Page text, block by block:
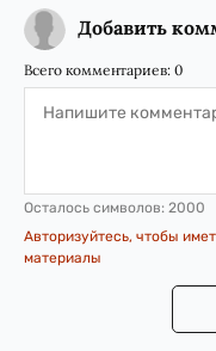
Добавить
Всего комментариев: 0
Осталось символов: 2000
Авторизуйтесь, чтобы
материалы